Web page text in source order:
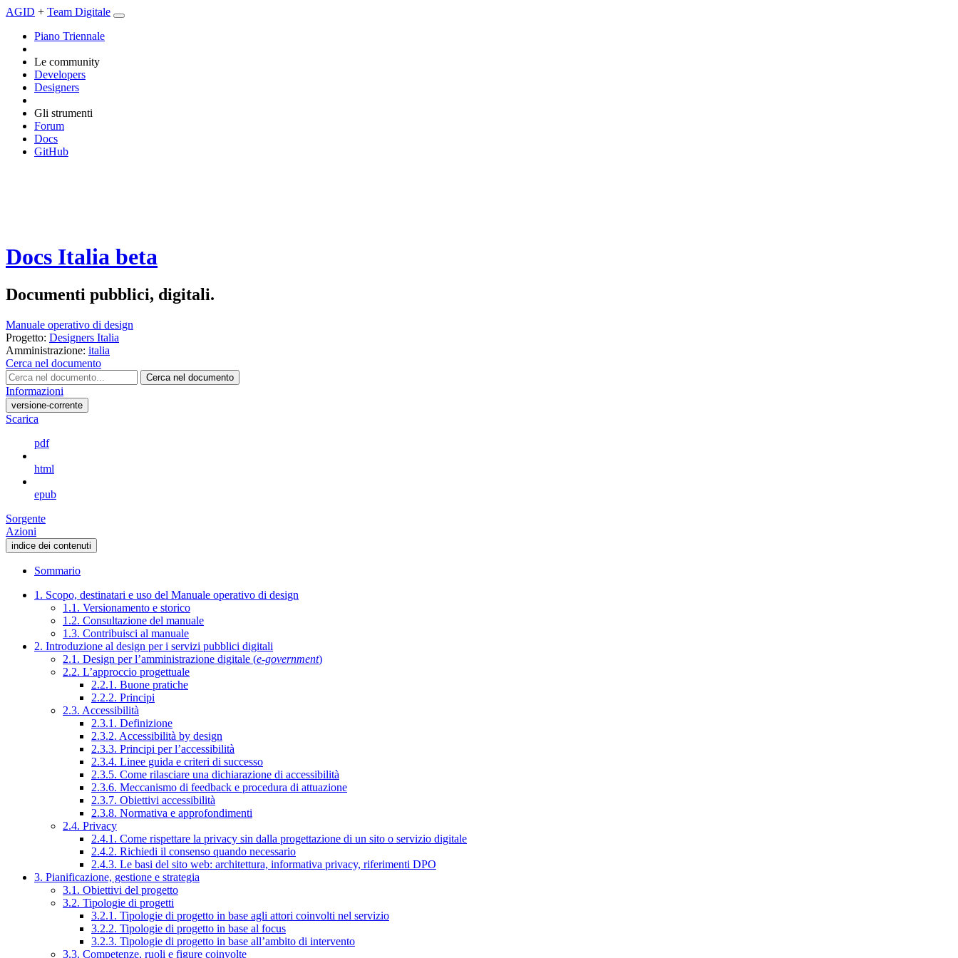
AGID + Team Digitale
Piano Triennale
Le community
Developers
Designers
Gli strumenti
Forum
Docs
GitHub
Docs Italia beta
Documenti pubblici, digitali.
Manuale operativo di design
Progetto: Designers Italia
Amministrazione: italia
Cerca nel documento
Cerca nel documento
Informazioni
versione-corrente
Scarica
pdf
html
epub
Sorgente
Azioni
indice dei contenuti
Sommario
1. Scopo, destinatari e uso del Manuale operativo di design
1.1. Versionamento e storico
1.2. Consultazione del manuale
1.3. Contribuisci al manuale
2. Introduzione al design per i servizi pubblici digitali
2.1. Design per l’amministrazione digitale (e-government)
2.2. L’approccio progettuale
2.2.1. Buone pratiche
2.2.2. Principi
2.3. Accessibilità
2.3.1. Definizione
2.3.2. Accessibilità by design
2.3.3. Principi per l’accessibilità
2.3.4. Linee guida e criteri di successo
2.3.5. Come rilasciare una dichiarazione di accessibilità
2.3.6. Meccanismo di feedback e procedura di attuazione
2.3.7. Obiettivi accessibilità
2.3.8. Normativa e approfondimenti
2.4. Privacy
2.4.1. Come rispettare la privacy sin dalla progettazione di un sito o servizio digitale
2.4.2. Richiedi il consenso quando necessario
2.4.3. Le basi del sito web: architettura, informativa privacy, riferimenti DPO
3. Pianificazione, gestione e strategia
3.1. Obiettivi del progetto
3.2. Tipologie di progetti
3.2.1. Tipologie di progetto in base agli attori coinvolti nel servizio
3.2.2. Tipologie di progetto in base al focus
3.2.3. Tipologie di progetto in base all’ambito di intervento
3.3. Competenze, ruoli e figure coinvolte